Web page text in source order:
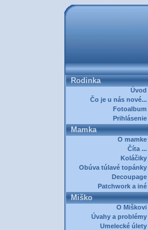
Rodinka
Úvod
Čo je u nás nové...
Fotoalbum
Prihlásenie
Mamka
O mamke
Číta ...
Koláčiky
Obúva túlavé topánky
Decoupage
Patchwork a iné
Miško
O Miškovi
Úvahy a problémy
Umelecké úlety